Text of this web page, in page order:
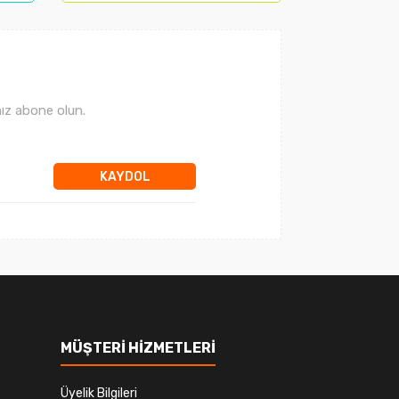
abone olun.
KAYDOL
MÜŞTERİ HİZMETLERİ
Üyelik Bilgileri